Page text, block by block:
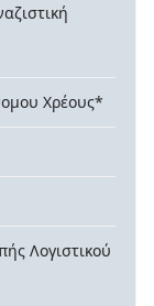
Χρέους*
Λογιστικού